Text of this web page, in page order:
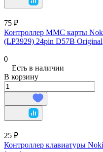
75 ₽
Контроллер MMC карты
(LP3929) 24pin D57B Original
0
Есть в наличии
В корзину
25 ₽
Контроллер клавиатуры